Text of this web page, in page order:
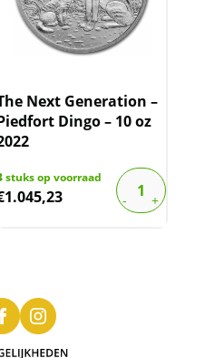
Next Generation –
Dingo – 10 oz
stuks op voorraad
1.045,23